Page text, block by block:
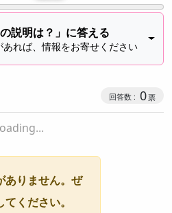
の説明は？」に答える
れば、情報をお寄せください
0
ありません。ぜ
ください。